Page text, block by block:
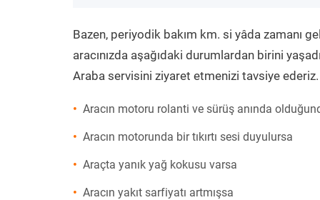
Bazen, periyodik bakım km. si yâda zamanı
aracınızda aşağıdaki durumlardan birini
Araba servisini ziyaret etmenizi tavsiye ederiz.
Aracın motoru rolanti ve sürüş anında
Aracın motorunda bir tıkırtı sesi duyulursa
Araçta yanık yağ kokusu varsa
Aracın yakıt sarfiyatı artmışsa